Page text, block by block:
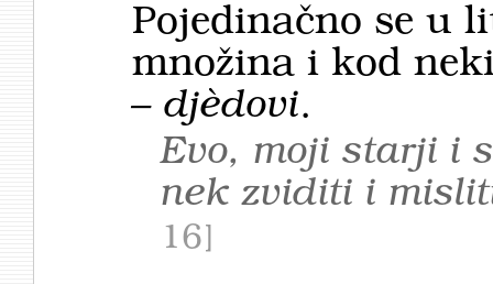
Pojedinačno se u
množina i kod
– djèdovi.
Evo, moji starji i
nek zviditi i
16